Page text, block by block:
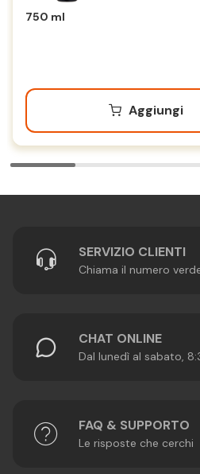
750 ml
Aggiungi
SERVIZIO CLIENTI
Chiama il numero
CHAT ONLINE
Dal lunedì al sabato,
FAQ & SUPPORTO
Le risposte che cerchi